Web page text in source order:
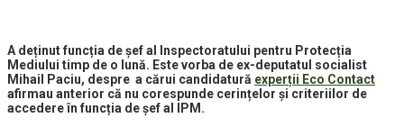
A deținut funcția de șef al Inspectoratului pentru Protecția
Mediului timp de o lună. Este vorba de ex-deputatul socialist
Mihail Paciu, despre a cărui candidatură experții Eco Contact
afirmau anterior că nu corespunde cerințelor și criteriilor de
accedere în funcția de șef al IPM.